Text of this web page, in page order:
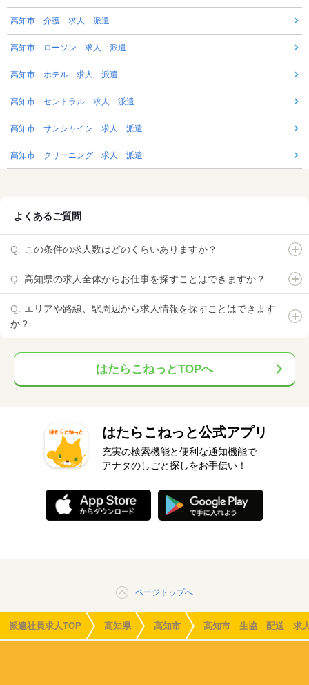
高知市 介護 求人 派遣
高知市 ローソン 求人 派遣
高知市 ホテル 求人 派遣
高知市 セントラル 求人 派遣
高知市 サンシャイン 求人 派遣
高知市 クリーニング 求人 派遣
よくあるご質問
この条件の求人数はどのくらいありますか？
高知県の求人全体からお仕事を探すことはできますか？
エリアや路線、駅周辺から求人情報を探すことはできます
か？
はたらこねっとTOPへ
はたらこねっと公式アプリ
充実の検索機能と便利な通知機能で
アナタのしごと探しをお手伝い！
ページトップへ
派遣社員求人TOP 高知県 高知市 高知市 生協 配送 求